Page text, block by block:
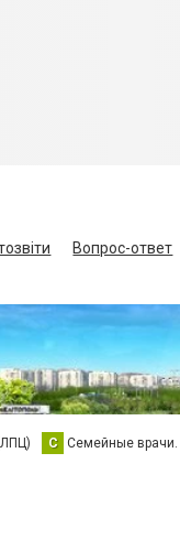
Вопрос-ответ
С Семейные врачи.